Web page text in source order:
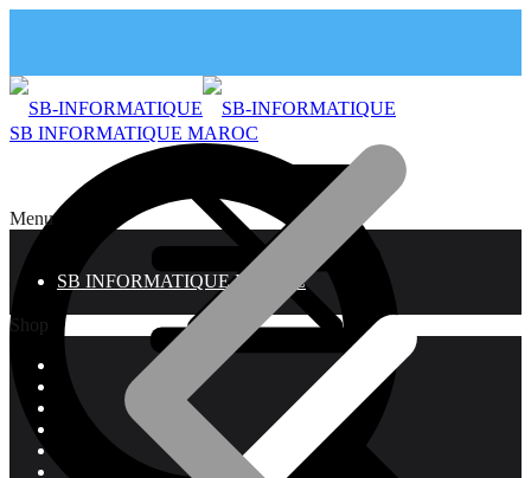
Menu
SB INFORMATIQUE MAROC
Shop
SB INFORMATIQUE MAROC